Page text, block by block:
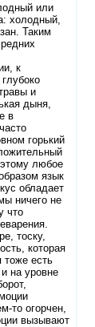
или
холодный,
Таким
к
и
дыня,
в
горький
любое
язык
обладает
ничего не
что
тоску,
которая
тоже есть
на уровне
то огорчен,
вызывают